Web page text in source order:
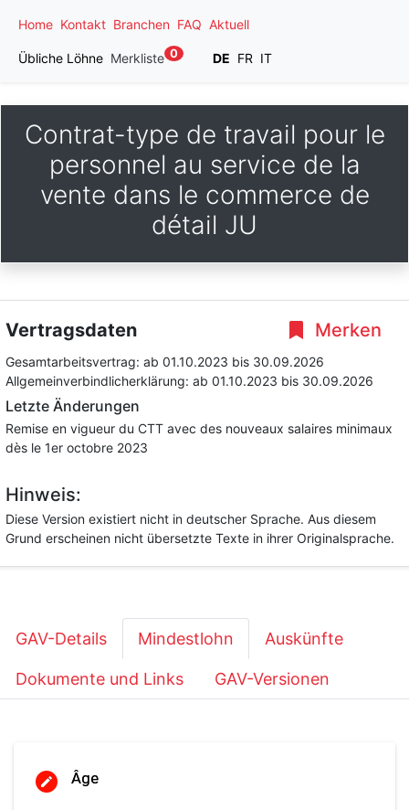
Home Kontakt Branchen FAQ Aktuell
Übliche Löhne Merkliste 0 DE FR IT
Contrat-type de travail pour le
personnel au service de la
vente dans le commerce de
détail JU
Merken
Vertragsdaten
Gesamtarbeitsvertrag: ab 01.10.2023 bis 30.09.2026
Allgemeinverbindlicherklärung: ab 01.10.2023 bis 30.09.2026
Letzte Änderungen
Remise en vigueur du CTT avec des nouveaux salaires minimaux
dès le 1er octobre 2023
Hinweis:
Diese Version existiert nicht in deutscher Sprache. Aus diesem
Grund erscheinen nicht übersetzte Texte in ihrer Originalsprache.
GAV-Details Mindestlohn Auskünfte
Dokumente und Links GAV-Versionen
Âge